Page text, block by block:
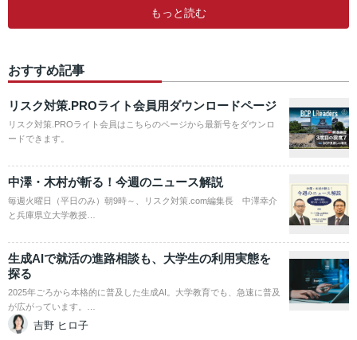
もっと読む
おすすめ記事
リスク対策.PROライト会員用ダウンロードページ
リスク対策.PROライト会員はこちらのページから最新号をダウンロ
ードできます。
中澤・木村が斬る！今週のニュース解説
毎週火曜日（平日のみ）朝9時～、リスク対策.com編集長 中澤幸介
と兵庫県立大学教授…
生成AIで就活の進路相談も、大学生の利用実態を
探る
2025年ごろから本格的に普及した生成AI。大学教育でも、急速に普及
が広がっています。…
吉野 ヒロ子